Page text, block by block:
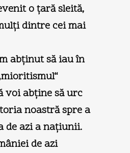
o ţară sleită,
dintre cei mai
abţinut să iau în
voi abţine să urc
noastră spre a
de azi a naţiunii.
de azi